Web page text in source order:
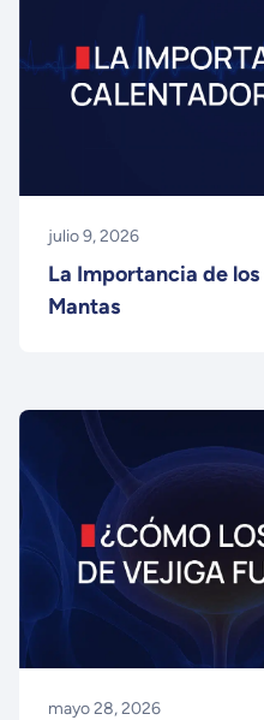
julio 9, 2026
La Importancia de
Mantas
mayo 28, 2026